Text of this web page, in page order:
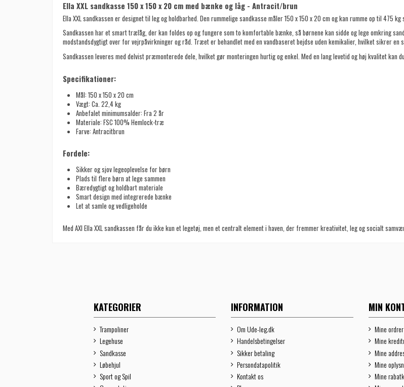
Ella XXL sandkasse 150 x 150 x 20 cm med bænke og låg - Antracit/brun
Ella XXL sandkassen er designet til leg og holdbarhed. Den rummelige sandkasse måler 150 x 150 x 20 cm og kan rumme op til 475
Sandkassen har et smart trælåg, der kan foldes op og fungere som to komfortable bænke, så børnene kan sidde og lege omkring
modstandsdygtigt over for vejrpåvirkninger og råd. Træet er behandlet med en vandbaseret bejdse uden kemikalier, hvilket sikrer en
Sandkassen leveres med delvist præmonterede dele, hvilket gør monteringen hurtig og enkel. Med en lang levetid og høj kvalitet
Specifikationer:
Mål: 150 x 150 x 20 cm
Vægt: Ca. 22,4 kg
Anbefalet minimumsalder: Fra 2 år
Materiale: FSC 100% Hemlock-træ
Farve: Antracitbrun
Fordele:
Sikker og sjov legeoplevelse for børn
Plads til flere børn at lege sammen
Bæredygtigt og holdbart materiale
Smart design med integrerede bænke
Let at samle og vedligeholde
Med AXI Ella XXL sandkassen får du ikke kun et legetøj, men et centralt element i haven, der fremmer kreativitet, leg og socialt
KATEGORIER
Trampoliner
Legehuse
Sandkasse
Løbehjul
Sport og Spil
INFORMATION
Om Ude-leg.dk
Handelsbetingelser
Sikker betaling
Persondatapolitik
Kontakt os
MIN
Mine ordrer
Mine
Mine
Mine
Mine